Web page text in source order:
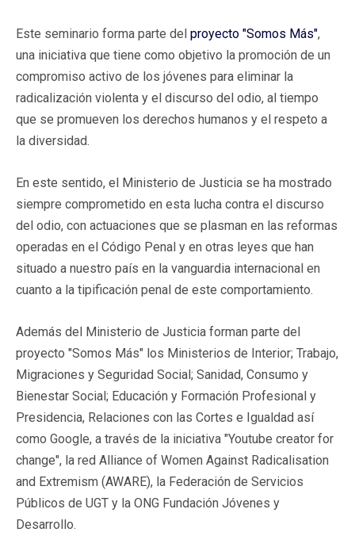
Este seminario forma parte del proyecto "Somos Más",
una iniciativa que tiene como objetivo la promoción de un
compromiso activo de los jóvenes para eliminar la
radicalización violenta y el discurso del odio, al tiempo
que se promueven los derechos humanos y el respeto a
la diversidad.
En este sentido, el Ministerio de Justicia se ha mostrado
siempre comprometido en esta lucha contra el discurso
del odio, con actuaciones que se plasman en las reformas
operadas en el Código Penal y en otras leyes que han
situado a nuestro país en la vanguardia internacional en
cuanto a la tipificación penal de este comportamiento.
Además del Ministerio de Justicia forman parte del
proyecto "Somos Más" los Ministerios de Interior; Trabajo,
Migraciones y Seguridad Social; Sanidad, Consumo y
Bienestar Social; Educación y Formación Profesional y
Presidencia, Relaciones con las Cortes e Igualdad así
como Google, a través de la iniciativa "Youtube creator for
change", la red Alliance of Women Against Radicalisation
and Extremism (AWARE), la Federación de Servicios
Públicos de UGT y la ONG Fundación Jóvenes y
Desarrollo.